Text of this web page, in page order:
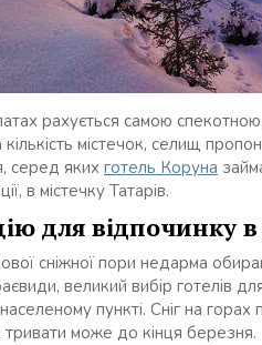
рахується самою
містечок, селищ
серед яких готель Коруна
в містечку Татарів.
для відпочинку
сніжної пори недарма
великий вибір готелів
пункті. Сніг на горах
тривати може до кінця березня.